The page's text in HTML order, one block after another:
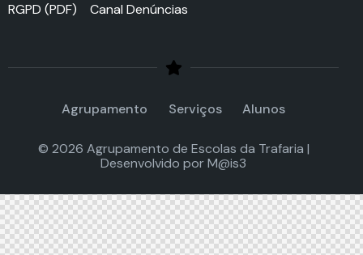
RGPD (PDF) Canal Denúncias
Agrupamento Serviços Alunos
© 2026 Agrupamento de Escolas da Trafaria |
Desenvolvido porM@is3